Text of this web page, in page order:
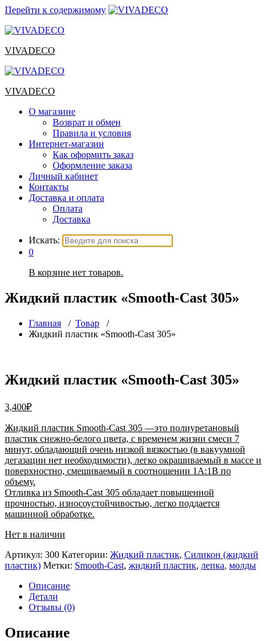
Перейти к содержимому
VIVADECO
VIVADECO
О магазине
Возврат и обмен
Правила и условия
Интернет-магазин
Как оформить заказ
Оформление заказа
Личный кабинет
Контакты
Доставка и оплата
Оплата
Доставка
Искать:
0
В корзине нет товаров.
Жидкий пластик «Smooth-Cast 305»
Главная / Товар /
Жидкий пластик «Smooth-Cast 305»
Жидкий пластик «Smooth-Cast 305»
3,400₽
Жидкий пластик Smooth-Cast 305 —это полиуретановый
пластик снежно-белого цвета, с временем жизни смеси 7
минут, обладающий очень низкой вязкостью (в вакуумной
дегазации нет необходимости), легко окрашиваемый в массе и
поверхностно, смешиваемый в соотношении 1А:1В по
объему.
Отливка из Smooth-Cast 305 обладает повышенной
прочностью, износоустойчивостью, легко поддается
машинной обработке.
Нет в наличии
Артикул: 300 Категории: Жидкий пластик, Силикон (жидкий
пластик) Метки: Smooth-Cast, жидкий пластик, лепка, молды
Описание
Детали
Отзывы (0)
Описание